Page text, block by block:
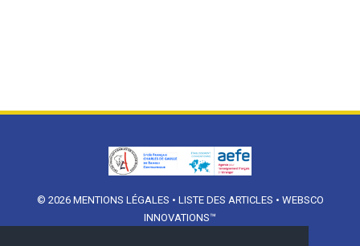
© 2026 MENTIONS LÉGALES • LISTE DES ARTICLES • WEBSCO
INNOVATIONS™